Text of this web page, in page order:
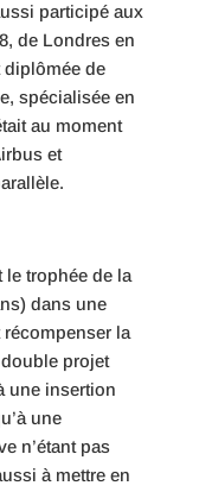
participé aux
de Londres en
diplômée de
spécialisée en
au moment
et
le trophée de la
dans une
la
projet
une insertion
une
n’étant pas
à mettre en